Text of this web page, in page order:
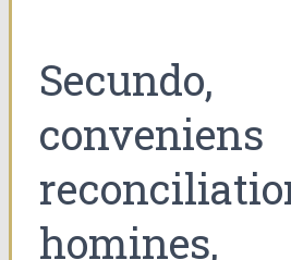
conveniens
homines,